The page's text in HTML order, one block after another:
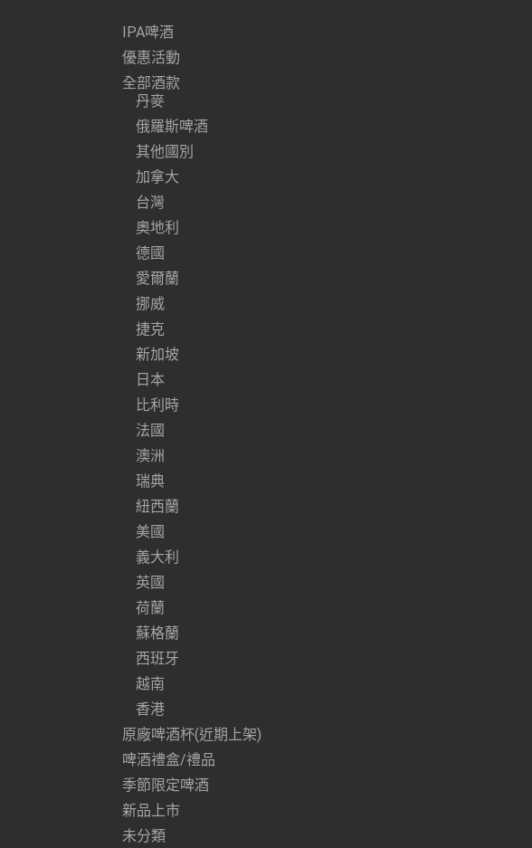
IPA啤酒
優惠活動
全部酒款
丹麥
俄羅斯啤酒
其他國別
加拿大
台灣
奧地利
德國
愛爾蘭
挪威
捷克
新加坡
日本
比利時
法國
澳洲
瑞典
紐西蘭
美國
義大利
英國
荷蘭
蘇格蘭
西班牙
越南
香港
原廠啤酒杯(近期上架)
啤酒禮盒/禮品
季節限定啤酒
新品上市
未分類